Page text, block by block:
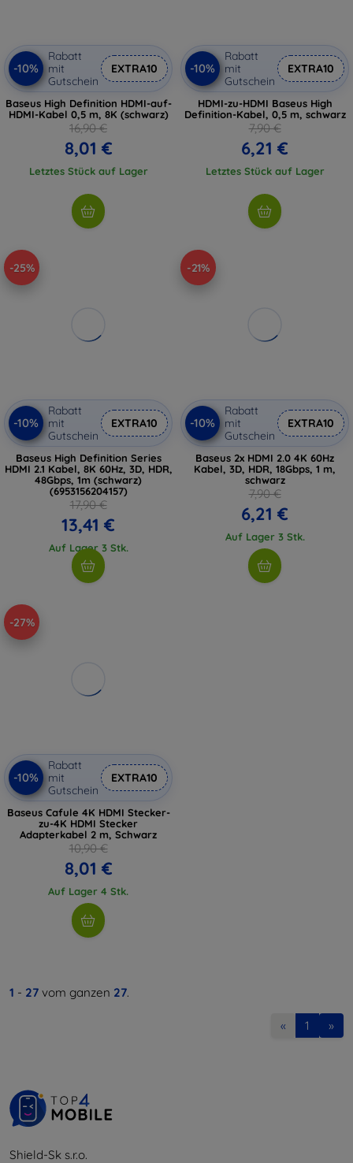
-10%
Rabatt
mit
Gutschein
EXTRA10
Baseus High Definition HDMI-auf-
HDMI-Kabel 0,5 m, 8K (schwarz)
16,90 €
8,01 €
Letztes Stück auf Lager
-10%
Rabatt
mit
Gutschein
EXTRA10
HDMI-zu-HDMI Baseus High
Definition-Kabel, 0,5 m, schwarz
7,90 €
6,21 €
Letztes Stück auf Lager
-25%
-10%
Rabatt
mit
Gutschein
EXTRA10
Baseus High Definition Series
HDMI 2.1 Kabel, 8K 60Hz, 3D, HDR,
48Gbps, 1m (schwarz)
(6953156204157)
17,90 €
13,41 €
Auf Lager 3 Stk.
-21%
-10%
Rabatt
mit
Gutschein
EXTRA10
Baseus 2x HDMI 2.0 4K 60Hz
Kabel, 3D, HDR, 18Gbps, 1 m,
schwarz
7,90 €
6,21 €
Auf Lager 3 Stk.
-27%
-10%
Rabatt
mit
Gutschein
EXTRA10
Baseus Cafule 4K HDMI Stecker-
zu-4K HDMI Stecker
Adapterkabel 2 m, Schwarz
10,90 €
8,01 €
Auf Lager 4 Stk.
1 - 27 vom ganzen 27.
« 1 »
Shield-Sk s.r.o.